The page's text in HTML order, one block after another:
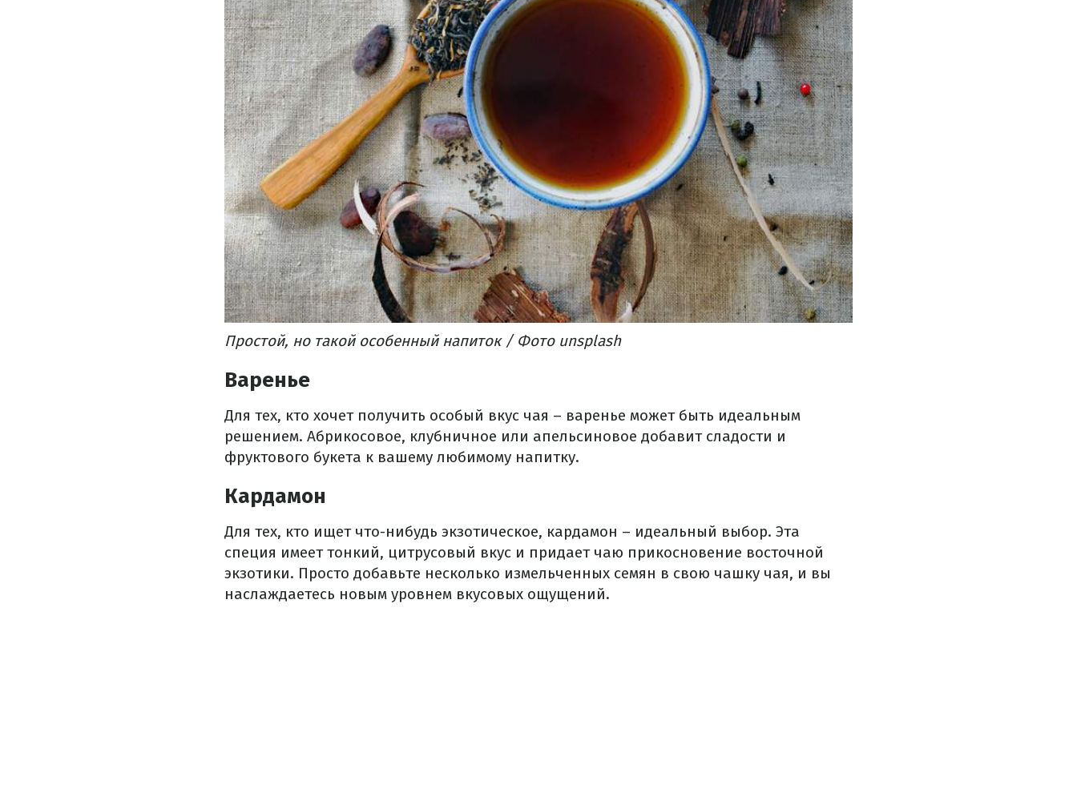
Простой, но такой особенный напиток / Фото unsplash
Варенье
Для тех, кто хочет получить особый вкус чая – варенье может быть идеальным
решением. Абрикосовое, клубничное или апельсиновое добавит сладости и
фруктового букета к вашему любимому напитку.
Кардамон
Для тех, кто ищет что-нибудь экзотическое, кардамон – идеальный выбор. Эта
специя имеет тонкий, цитрусовый вкус и придает чаю прикосновение восточной
экзотики. Просто добавьте несколько измельченных семян в свою чашку чая, и вы
наслаждаетесь новым уровнем вкусовых ощущений.